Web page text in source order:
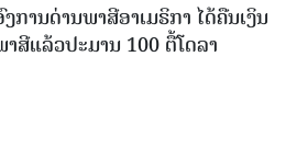
ການດ່ານພາສີອາເມຣິກາ ໄດ້ຄືນເງິນ
ສີແລ້ວປະມານ 100 ຕື້ໂດລາ